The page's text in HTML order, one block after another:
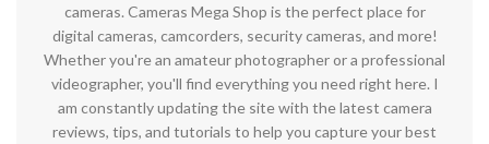
cameras. Cameras Mega Shop is the perfect place for
digital cameras, camcorders, security cameras, and more!
Whether you're an amateur photographer or a professional
videographer, you'll find everything you need right here. I
am constantly updating the site with the latest camera
reviews, tips, and tutorials to help you capture your best